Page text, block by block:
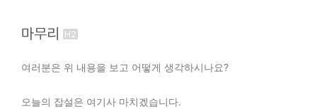
마무리
여러분은 위 내용을 보고 어떻게 생각하시나요?
오늘의 잡설은 여기사 마치겠습니다.